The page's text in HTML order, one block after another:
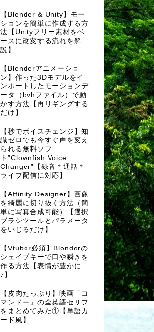
【Blender & Unity】モー
ションを簡単に作成する方
法【Unityフリー素材をベ
ースに改変する流れを解
説】
【Blenderアニメーショ
ン】作った3Dモデルをイ
ンポートしたモーションデ
ータ（bvhファイル）で動
かす方法【再リギングする
だけ】
【秒でボイスチェンジ】知
識ゼロでも今すぐ声を変え
られる無料ソフ
ト”Clownfish Voice
Changer”【録音＊通話＊
ライブ配信に対応】
【Affinity Designer】画像
を綺麗に切り抜く方法（簡
単に写真合成可能）【選択
ブラシツールとパラメータ
をいじるだけ】
【Vtuber必須】Blenderの
シェイプキーで口や瞬きを
作る方法【表情が豊かに
♪】
【皮肉たっぷり】映画「コ
マンドー」の全英語セリフ
をまとめてみた①【単語カ
ード風】